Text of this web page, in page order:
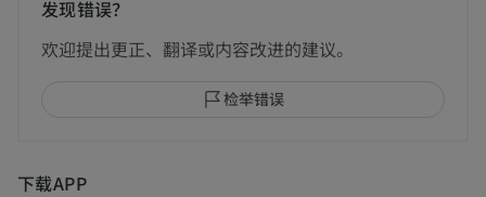
发现错误？
欢迎提出更正、翻译或内容改进的建议。
检举错误
下载APP